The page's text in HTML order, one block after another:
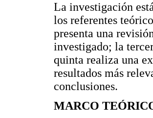
La investigación
los referentes
presenta una
investigado; la
quinta realiza una
resultados más
conclusiones.
MARCO